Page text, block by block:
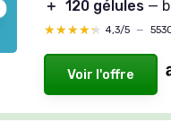
＋ 120 gélules —
★★★★★
★★★★★ 4,3/5 —
Voir l'offre